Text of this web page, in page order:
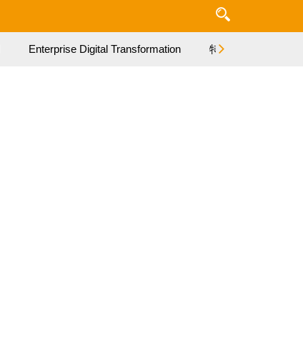
Enterprise Digital Transformation 特集